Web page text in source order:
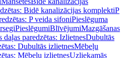
Bidē kanalizācijas komplektiP
P veida sifoniPieslēguma
PieslēgumiBlīvējumiMazgāšanas
daļas paredzētas: IzlietnesDubultās
Dubultās izlietnesMēbeļu
Mēbeļu izlietnesUzliekamās